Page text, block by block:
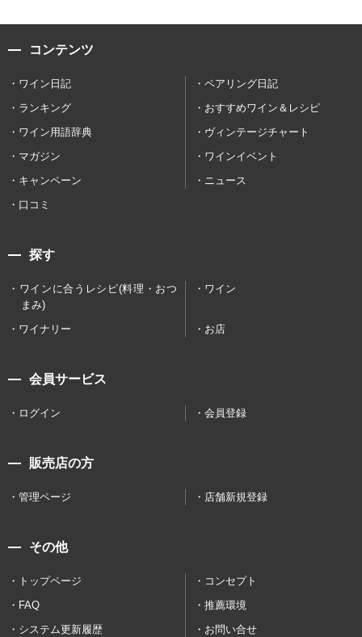
コンテンツ
ワイン日記
ペアリング日記
ランキング
おすすめワイン＆レシピ
ワイン用語辞典
ヴィンテージチャート
マガジン
ワインイベント
キャンペーン
ニュース
口コミ
探す
ワインに合うレシピ(料理・おつ
まみ)
ワイン
ワイナリー お店
会員サービス
ログイン 会員登録
販売店の方
管理ページ 店舗新規登録
その他
トップページ
コンセプト
FAQ
推薦環境
システム更新履歴
お問い合せ